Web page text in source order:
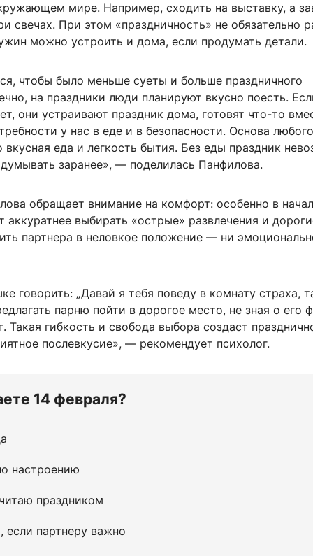
мире. Например, сходить на выставку, а
свечах. При этом «праздничность» не обязательно
можно устроить и дома, если продумать детали.
чтобы было меньше суеты и больше праздничного
на праздники люди планируют вкусно поесть.
они устраивают праздник дома, готовят что-то
у нас в еде и в безопасности. Основа любого
еда и легкость бытия. Без еды праздник
заранее», — поделилась Панфилова.
обращает внимание на комфорт: особенно в
аккуратнее выбирать «острые» развлечения и
партнера в неловкое положение — ни
говорить: „Давай я тебя поведу в комнату страха,
парню пойти в дорогое место, не зная о его
Такая гибкость и свобода выбора создаст
послевкусие», — рекомендует психолог.
14 февраля?
настроению
праздником
если партнеру важно